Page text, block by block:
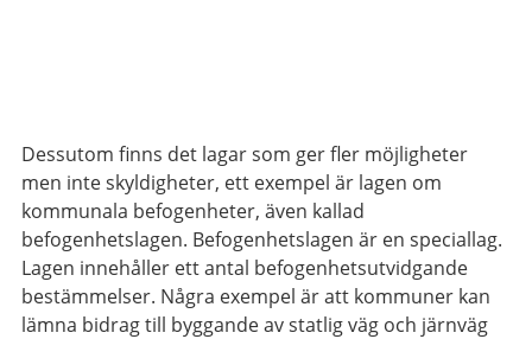
Dessutom finns det lagar som ger fler möjligheter
men inte skyldigheter, ett exempel är lagen om
kommunala befogenheter, även kallad
befogenhetslagen. Befogenhetslagen är en speciallag.
Lagen innehåller ett antal befogenhetsutvidgande
bestämmelser. Några exempel är att kommuner kan
lämna bidrag till byggande av statlig väg och järnväg